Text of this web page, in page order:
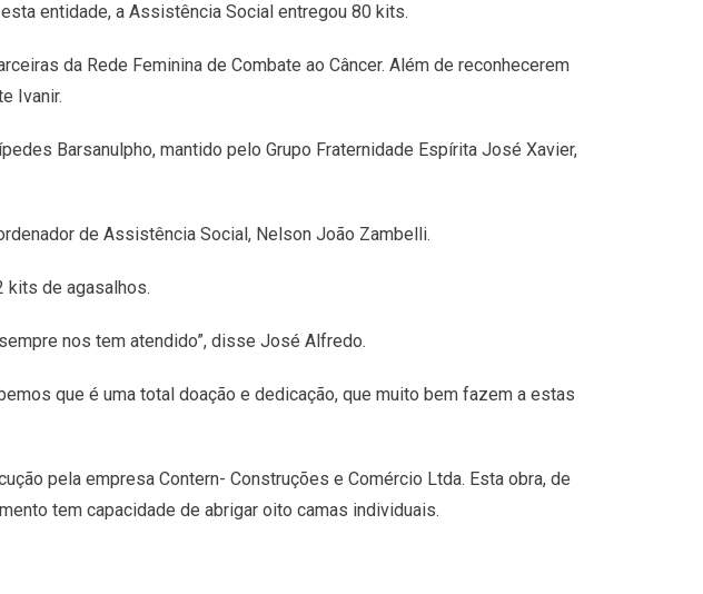
entidade, a Assistência Social entregou 80 kits.
da Rede Feminina de Combate ao Câncer. Além de reconhecerem
Ivanir.
Barsanulpho, mantido pelo Grupo Fraternidade Espírita José Xavier,
de Assistência Social, Nelson João Zambelli.
kits de agasalhos.
nos tem atendido”, disse José Alfredo.
que é uma total doação e dedicação, que muito bem fazem a estas
pela empresa Contern- Construções e Comércio Ltda. Esta obra, de
tem capacidade de abrigar oito camas individuais.